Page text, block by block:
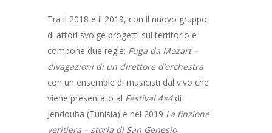
Tra il 2018 e il 2019, con il nuovo gruppo
di attori svolge progetti sul territorio e
compone due regie: Fuga da Mozart –
divagazioni di un direttore d’orchestra
con un ensemble di musicisti dal vivo che
viene presentato al Festival 4×4di
Jendouba (Tunisia) e nel 2019 La finzione
veritiera – storia di San Genesio
HOME
CHI SIAMO
DOCENTI
I NOSTRI DOCENTI
CORSI